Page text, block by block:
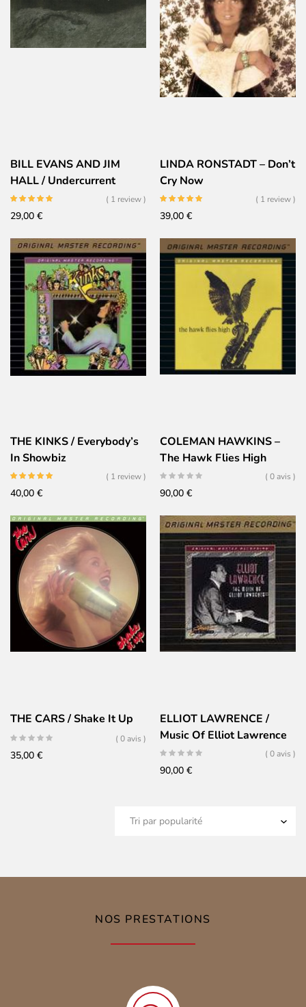
BILL EVANS AND JIM
HALL / Undercurrent
( 1 review )
29,00 €
LINDA RONSTADT – Don’t
Cry Now
( 1 review )
39,00 €
THE KINKS / Everybody’s
In Showbiz
( 1 review )
40,00 €
COLEMAN HAWKINS –
The Hawk Flies High
( 0 avis )
90,00 €
THE CARS / Shake It Up
( 0 avis )
35,00 €
ELLIOT LAWRENCE /
Music Of Elliot Lawrence
( 0 avis )
90,00 €
NOS PRESTATIONS